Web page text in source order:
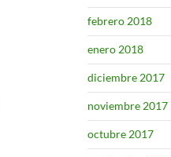
febrero 2018
enero 2018
diciembre 2017
noviembre 2017
octubre 2017